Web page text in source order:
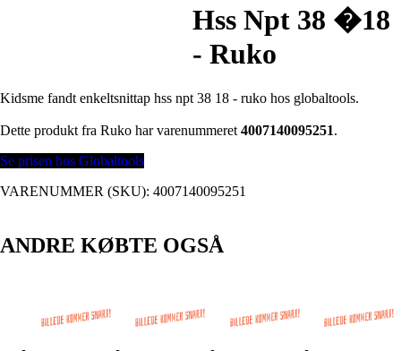
Hss Npt 38 �18
- Ruko
Kidsme fandt enkeltsnittap hss npt 38 18 - ruko hos globaltools.
Dette produkt fra Ruko har varenummeret 4007140095251.
Se prisen hos Globaltools
VARENUMMER (SKU): 4007140095251
ANDRE KØBTE OGSÅ